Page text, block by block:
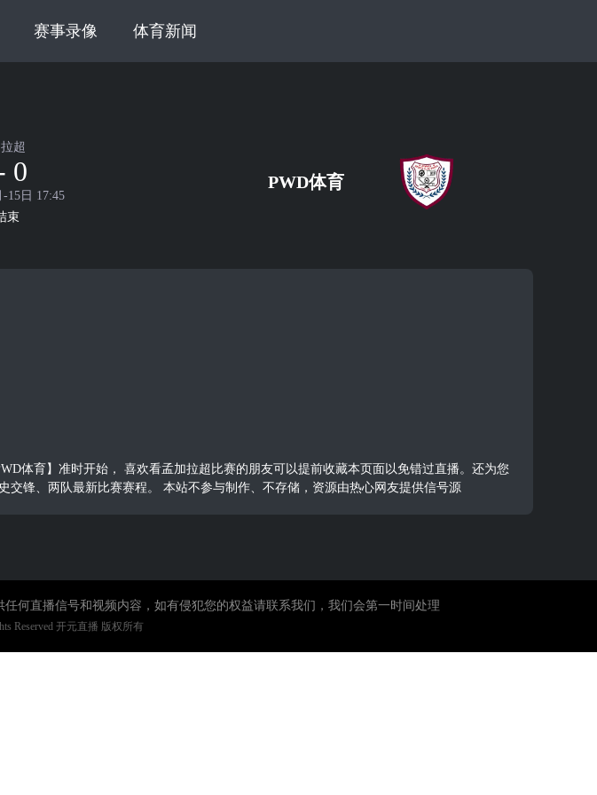
赛事录像 体育新闻
超
0
-15日 17:45
束
PWD体育
体育】准时开始， 喜欢看孟加拉超比赛的朋友可以提前收藏本页面以免错过直播。还为您
锋、两队最新比赛赛程。 本站不参与制作、不存储，资源由热心网友提供信号源
何直播信号和视频内容，如有侵犯您的权益请联系我们，我们会第一时间处理
Reserved 开元直播 版权所有